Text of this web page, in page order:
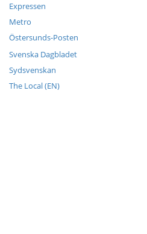
Expressen
Metro
Östersunds-Posten
Svenska Dagbladet
Sydsvenskan
The Local (EN)